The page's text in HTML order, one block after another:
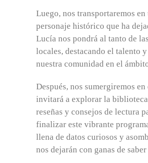
Luego, nos transportaremos
personaje histórico que ha
Lucía nos pondrá al tanto de
locales, destacando el talento
nuestra comunidad en el
Después, nos sumergiremos
invitará a explorar la
reseñas y consejos de lectura
finalizar este vibrante
llena de datos curiosos y
nos dejarán con ganas de saber